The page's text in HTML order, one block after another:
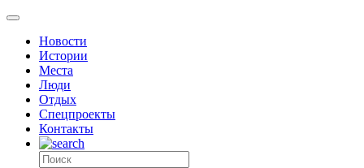
Новости
Истории
Места
Люди
Отдых
Спецпроекты
Контакты